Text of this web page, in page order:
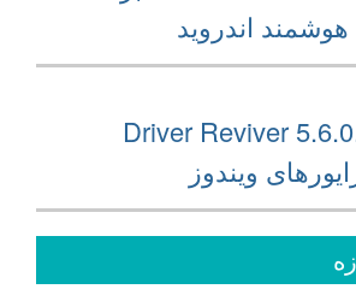
اندروید
Driver Reviver
ویندوز